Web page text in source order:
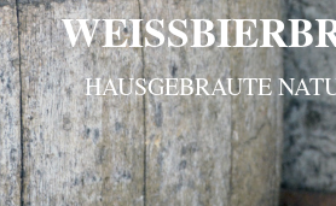
HAUSGEBRAUTE